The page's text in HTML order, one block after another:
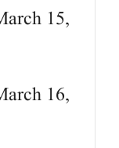
15,
16,